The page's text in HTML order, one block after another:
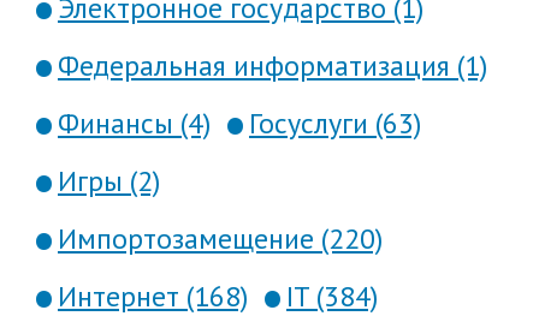
Электронное государство (1)
Федеральная информатизация (1)
Финансы (4)
Госуслуги (63)
Игры (2)
Импортозамещение (220)
Интернет (168)
IT (384)